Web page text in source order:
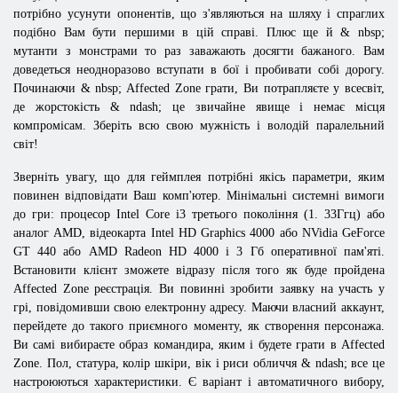
потрібно усунути опонентів, що з'являються на шляху і спраглих
подібно Вам бути першими в цій справі. Плюс ще й & nbsp;
мутанти з монстрами то раз заважають досягти бажаного. Вам
доведеться неодноразово вступати в бої і пробивати собі дорогу.
Починаючи & nbsp; Affected Zone грати, Ви потрапляєте у всесвіт,
де жорстокість & ndash; це звичайне явище і немає місця
компромісам. Зберіть всю свою мужність і володій паралельний
світ!
Зверніть увагу, що для геймплея потрібні якісь параметри, яким
повинен відповідати Ваш комп'ютер. Мінімальні системні вимоги
до гри: процесор Intel Core i3 третього покоління (1. 33Ггц) або
аналог AMD, відеокарта Intel HDGraphics4000 або NVidiaGeForce
GT440 або AMD Radeon HD4000 і 3 Гб оперативної пам'яті.
Встановити клієнт зможете відразу після того як буде пройдена
Affected Zone реєстрація. Ви повинні зробити заявку на участь у
грі, повідомивши свою електронну адресу. Маючи власний аккаунт,
перейдете до такого приємного моменту, як створення персонажа.
Ви самі вибираєте образ командира, яким і будете грати в Affected
Zone. Пол, статура, колір шкіри, вік і риси обличчя & ndash; все це
настроюються характеристики. Є варіант і автоматичного вибору,